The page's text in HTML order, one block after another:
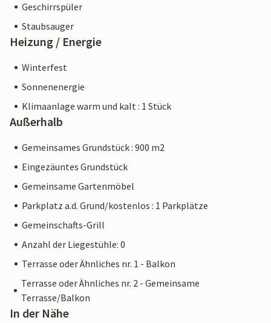
Geschirrspüler
Staubsauger
Heizung / Energie
Winterfest
Sonnenenergie
Klimaanlage warm und kalt : 1 Stück
Außerhalb
Gemeinsames Grundstück : 900 m2
Eingezäuntes Grundstück
Gemeinsame Gartenmöbel
Parkplatz a.d. Grund/kostenlos : 1 Parkplätze
Gemeinschafts-Grill
Anzahl der Liegestühle: 0
Terrasse oder Ähnliches nr. 1 - Balkon
Terrasse oder Ähnliches nr. 2 - Gemeinsame
Terrasse/Balkon
In der Nähe